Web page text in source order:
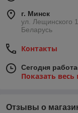
г. Минск
ул. Лещинского
Беларусь
Контакты
Сегодня
Показать
Отзывы о